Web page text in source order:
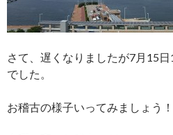
さて、遅くなりましたが7月15
でした。
お稽古の様子いってみましょう！